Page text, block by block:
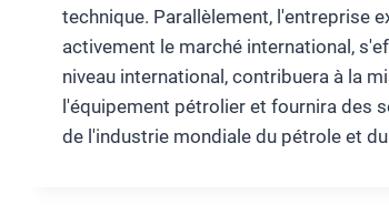
technique. Parallèlement, l'entreprise
activement le marché international,
niveau international, contribuera à la
l'équipement pétrolier et fournira des
de l'industrie mondiale du pétrole et